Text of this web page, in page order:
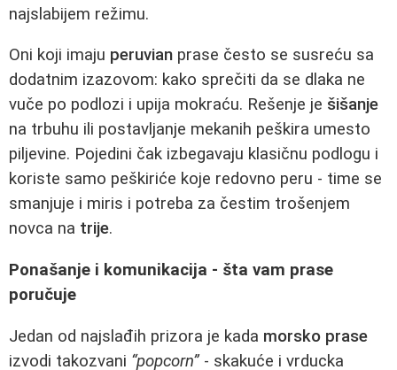
najslabijem režimu.
Oni koji imaju peruvian prase često se susreću sa
dodatnim izazovom: kako sprečiti da se dlaka ne
vuče po podlozi i upija mokraću. Rešenje je šišanje
na trbuhu ili postavljanje mekanih peškira umesto
piljevine. Pojedini čak izbegavaju klasičnu podlogu i
koriste samo peškiriće koje redovno peru - time se
smanjuje i miris i potreba za čestim trošenjem
novca na trije.
Ponašanje i komunikacija - šta vam prase
poručuje
Jedan od najslađih prizora je kada morsko prase
izvodi takozvani “popcorn”- skakuće i vrducka